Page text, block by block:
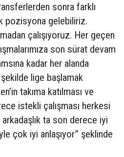
sonra farklı
pozisyona gelebiliriz.
çalışıyoruz. Her geçen
son sürat devam
kadar her alanda
lige başlamak
takıma katılması ve
istekli çalışması herkesi
ta son derece iyi
çok iyi anlaşıyor” şeklinde